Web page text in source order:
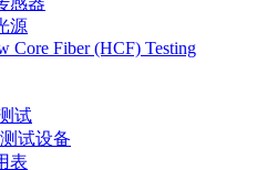
源
Core Fiber (HCF) Testing
试
试设备
表